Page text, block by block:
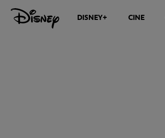
DISNEY+ CINE